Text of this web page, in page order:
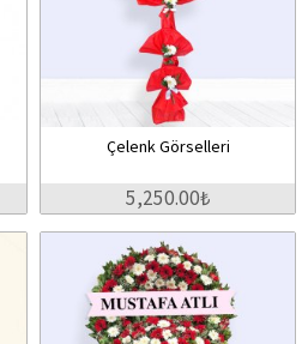
Çelenk Görselleri
5,250.00₺